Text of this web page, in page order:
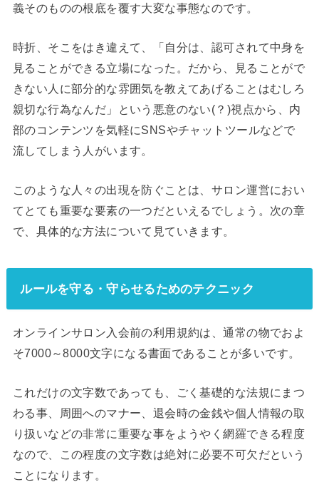
義そのものの根底を覆す大変な事態なのです。
時折、そこをはき違えて、「自分は、認可されて中身を
見ることができる立場になった。だから、見ることがで
きない人に部分的な雰囲気を教えてあげることはむしろ
親切な行為なんだ」という悪意のない(？)視点から、内
部のコンテンツを気軽にSNSやチャットツールなどで
流してしまう人がいます。
このような人々の出現を防ぐことは、サロン運営におい
てとても重要な要素の一つだといえるでしょう。次の章
で、具体的な方法について見ていきます。
ルールを守る・守らせるためのテクニック
オンラインサロン入会前の利用規約は、通常の物でおよ
そ7000～8000文字になる書面であることが多いです。
これだけの文字数であっても、ごく基礎的な法規にまつ
わる事、周囲へのマナー、退会時の金銭や個人情報の取
り扱いなどの非常に重要な事をようやく網羅できる程度
なので、この程度の文字数は絶対に必要不可欠だという
ことになります。